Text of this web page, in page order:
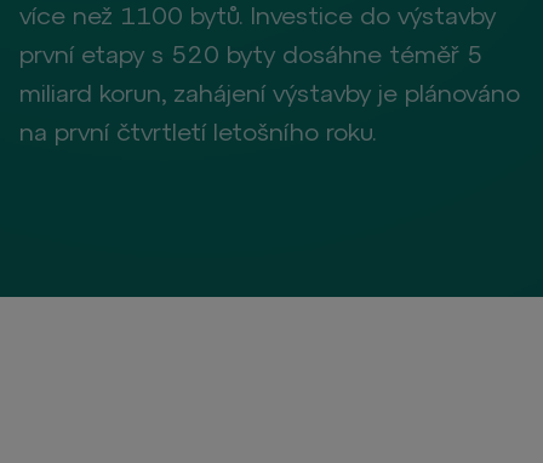
více než 1100 bytů. Investice do výstavby
první etapy s 520 byty dosáhne téměř 5
miliard korun, zahájení výstavby je plánováno
na první čtvrtletí letošního roku.